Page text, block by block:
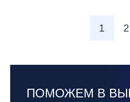
1 2
ПОМОЖЕМ В